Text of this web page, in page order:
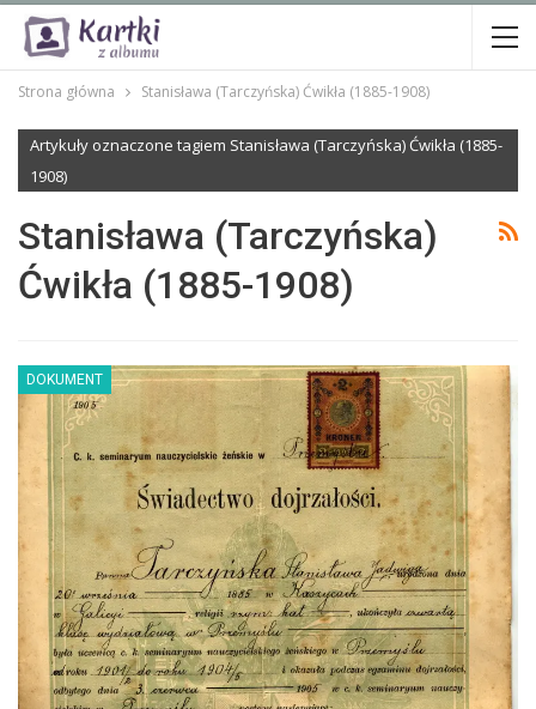
Strona główna Stanisława (Tarczyńska) Ćwikła (1885-1908)
Artykuły oznaczone tagiem Stanisława (Tarczyńska) Ćwikła (1885-
1908)
Stanisława (Tarczyńska)
Ćwikła (1885-1908)
DOKUMENT